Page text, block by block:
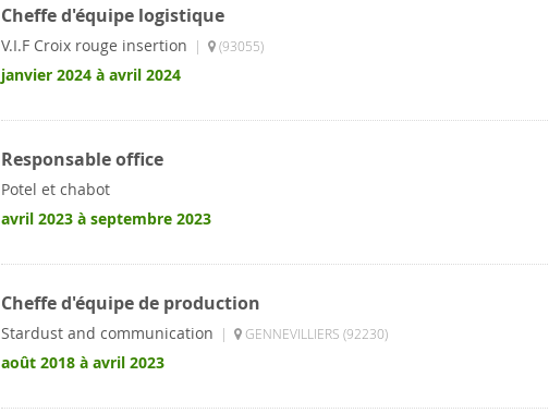
Cheffe d'équipe logistique
V.I.F Croix rouge insertion | (93055)
janvier 2024 à avril 2024
Responsable office
Potel et chabot
avril 2023 à septembre 2023
Cheffe d'équipe de production
Stardust and communication | GENNEVILLIERS (92230)
août 2018 à avril 2023